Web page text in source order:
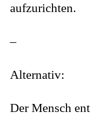
aufzurichten.
–
Alternativ:
Der Mensch